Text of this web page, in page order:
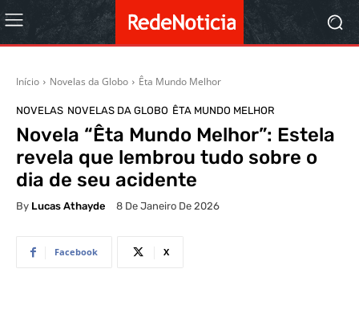
Início Novelas da Globo Êta Mundo Melhor
NOVELAS NOVELAS DA GLOBO ÊTA MUNDO MELHOR
Novela “Êta Mundo Melhor”: Estela
revela que lembrou tudo sobre o
dia de seu acidente
By Lucas Athayde 8 De Janeiro De 2026
Facebook X